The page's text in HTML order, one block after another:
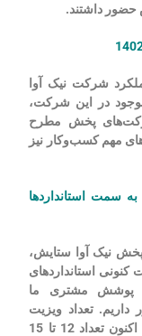
داشتند.
شرکت نیک آوا
موجود در این شرکت،
پخش مطرح
مهم کسب‌وکار نیز
سمت استانداردها
نیک آوا ستایش،
استانداردهای
مشتری ما
تعداد ویزیت
مثبت استاندارد در شرکت‌های صنعت پخش، اکنون تعداد 12 تا 15